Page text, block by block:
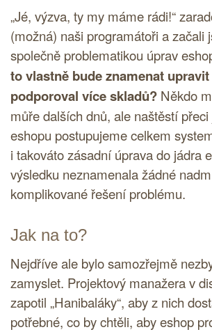
„Jé, výzva, ty my máme rádi!“
(možná) naši programátoři a začali
společně problematikou úprav
to vlastně bude znamenat
podporoval více skladů? Někdo
můře dalších dnů, ale naštěstí
eshopu postupujeme celkem
i takováto zásadní úprava do jádra
výsledku neznamenala žádné
komplikované řešení problému.
Jak na to?
Nejdříve ale bylo samozřejmě
zamyslet. Projektový manažera v
zapotil „Hanibaláky“, aby z nich
potřebné, co by chtěli, aby eshop